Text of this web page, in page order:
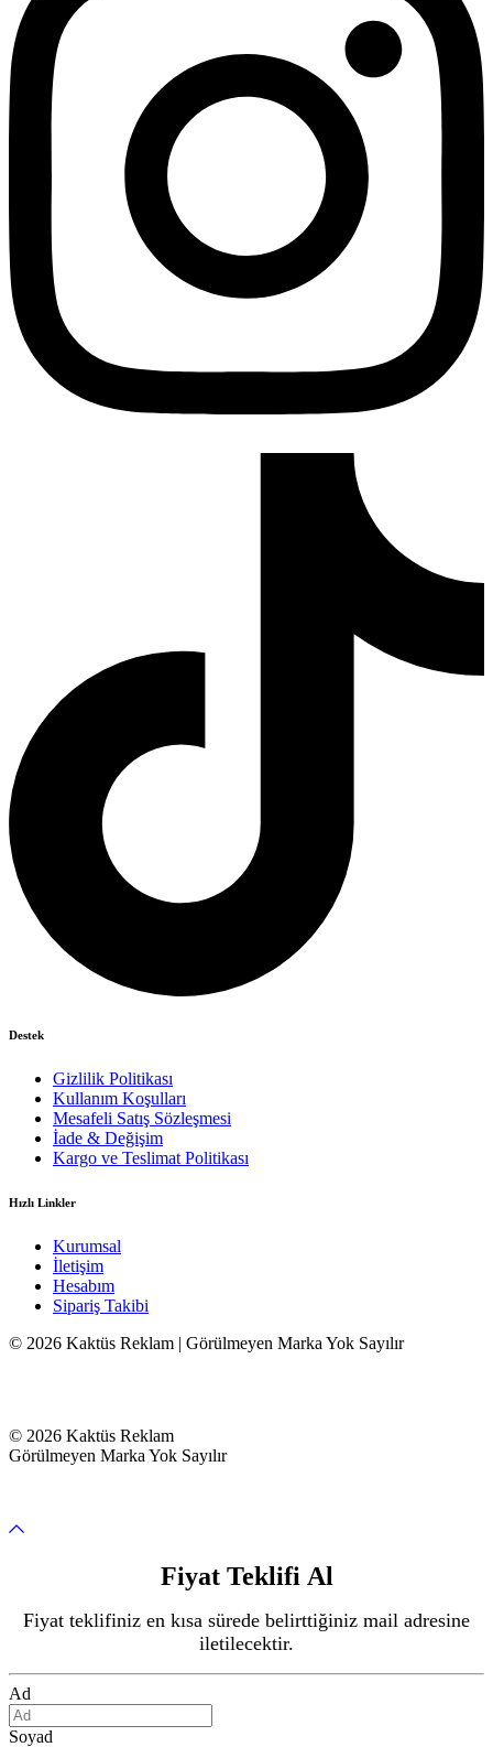
Destek
Gizlilik Politikası
Kullanım Koşulları
Mesafeli Satış Sözleşmesi
İade & Değişim
Kargo ve Teslimat Politikası
Hızlı Linkler
Kurumsal
İletişim
Hesabım
Sipariş Takibi
© 2026 Kaktüs Reklam | Görülmeyen Marka Yok Sayılır
© 2026 Kaktüs Reklam
Görülmeyen Marka Yok Sayılır
Fiyat Teklifi Al
Fiyat teklifiniz en kısa sürede belirttiğiniz mail adresine
iletilecektir.
Ad
Soyad